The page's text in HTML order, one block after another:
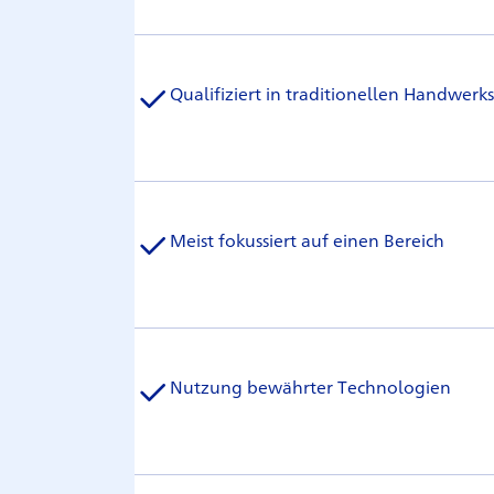
Qualifiziert in traditionellen
Meist fokussiert auf einen Bereich
Nutzung bewährter Technologien